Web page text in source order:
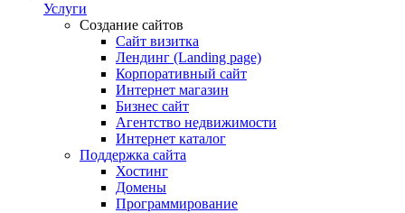
Услуги
Создание сайтов
Сайт визитка
Лендинг (Landing page)
Корпоративный сайт
Интернет магазин
Бизнес сайт
Агентство недвижимости
Интернет каталог
Поддержка сайта
Хостинг
Домены
Программирование